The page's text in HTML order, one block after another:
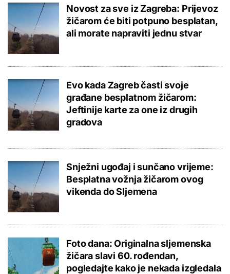
Novost za sve iz Zagreba: Prijevoz
žičarom će biti potpuno besplatan,
ali morate napraviti jednu stvar
Evo kada Zagreb časti svoje
građane besplatnom žičarom:
Jeftinije karte za one iz drugih
gradova
Snježni ugođaj i sunčano vrijeme:
Besplatna vožnja žičarom ovog
vikenda do Sljemena
Foto dana: Originalna sljemenska
žičara slavi 60. rođendan,
pogledajte kako je nekada izgledala